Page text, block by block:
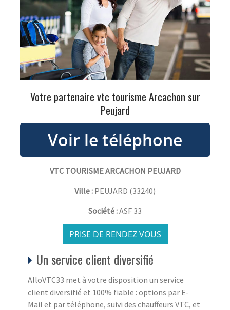
Votre partenaire vtc tourisme Arcachon sur
Peujard
VTC TOURISME ARCACHON PEUJARD
Ville : PEUJARD (33240)
Société :ASF 33
PRISE DE RENDEZ VOUS
Un service client diversifié
AlloVTC33 met à votre disposition un service
client diversifié et 100% fiable : options par E-
Mail et par téléphone, suivi des chauffeurs VTC, et